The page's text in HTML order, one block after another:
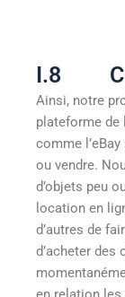
I.8
Ainsi, notre
plateforme de
comme
ou vendre.
d’objets peu
location en
d’autres de
d’acheter des